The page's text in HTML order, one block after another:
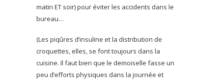
matin ET soir) pour éviter les accidents dans le
bureau…
(Les piqûres d’insuline et la distribution de
croquettes, elles, se font toujours dans la
cuisine. Il faut bien que le demoiselle fasse un
peu d’efforts physiques dans la journée et